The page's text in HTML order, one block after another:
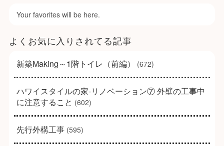
Your favorites will be here.
よくお気に入りされてる記事
新築Making～1階トイレ（前編） (672)
ハワイスタイルの家-リノベーション⑦ 外壁の工事中
に注意すること (602)
先行外構工事(595)